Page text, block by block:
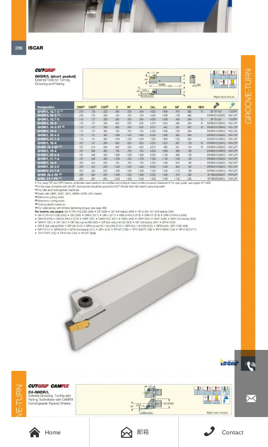
 Home  邮箱  Contact

